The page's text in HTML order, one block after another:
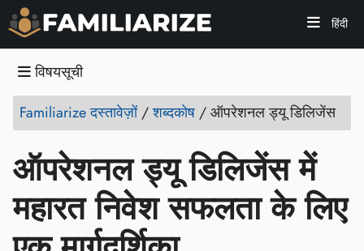
हिंदी
विषयसूची
Familiarize दस्तावेज़ों/शब्दकोष /ऑपरेशनल ड्यू डिलिजेंस
ऑपरेशनल ड्यू डिलिजेंस में
महारत निवेश सफलता के लिए